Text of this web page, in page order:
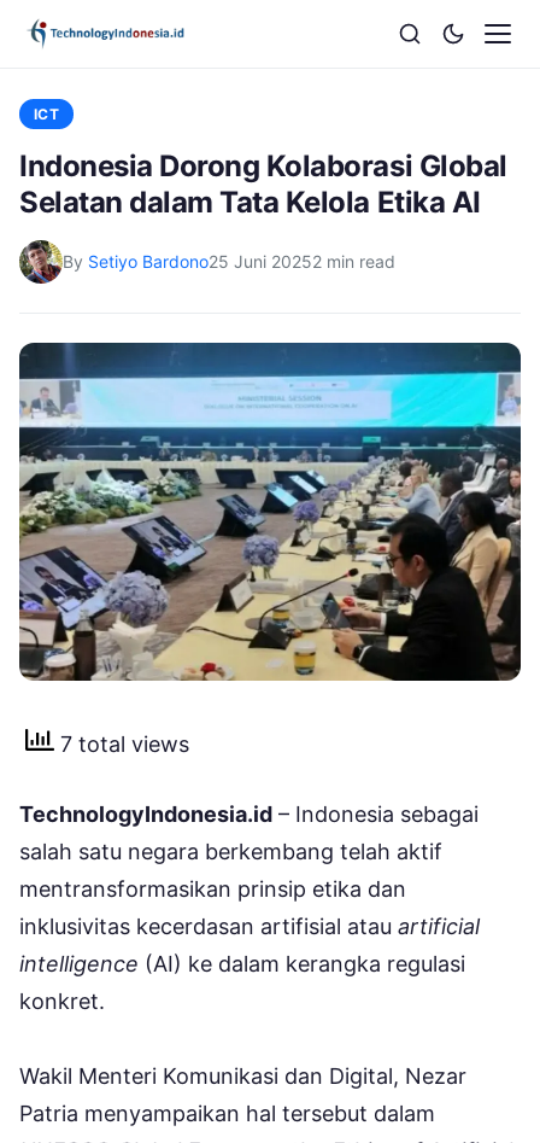
ICT
Indonesia Dorong Kolaborasi Global
Selatan dalam Tata Kelola Etika AI
By Setiyo Bardono25 Juni 20252 min read
7 total views
TechnologyIndonesia.id – Indonesia sebagai
salah satu negara berkembang telah aktif
mentransformasikan prinsip etika dan
inklusivitas kecerdasan artifisial atau artificial
intelligence (AI) ke dalam kerangka regulasi
konkret.
Wakil Menteri Komunikasi dan Digital, Nezar
Patria menyampaikan hal tersebut dalam